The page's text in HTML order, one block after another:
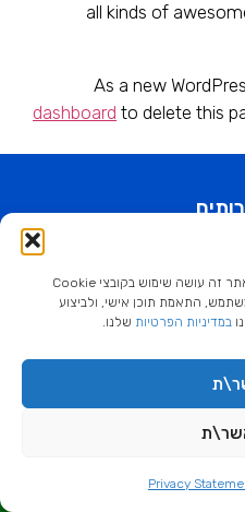
אנו מכבדים את פרטיותכם - לידיעתכם, אתר זה עושה שימוש בקובצי Cookie
התאמת תוכן אישי, ולביצוע
במדיניות הפרטיות שלנו.
Privacy
all kinds of
As a new
dashboard to delete this
אתרי